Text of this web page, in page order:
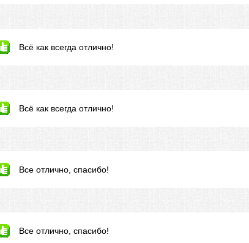
Всё как всегда отлично!
Всё как всегда отлично!
Все отлично, спасибо!
Все отлично, спасибо!